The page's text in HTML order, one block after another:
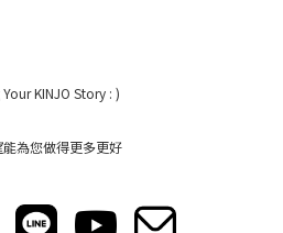
KINJO Story : )
為您做得更多更好